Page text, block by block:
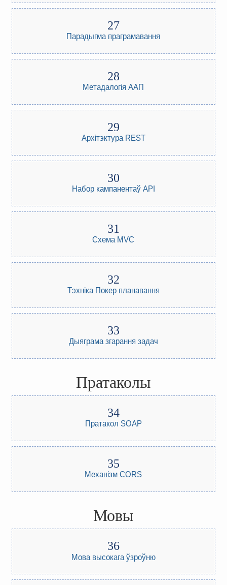
Парадыгма праграмавання
Метадалогія ААП
Архітэктура REST
Набор кампанентаў API
Схема MVC
Тэхніка Покер планавання
Дыяграма згарання задач
Пратаколы
Пратакол SOAP
Механізм CORS
Мовы
Мова высокага ўзроўню